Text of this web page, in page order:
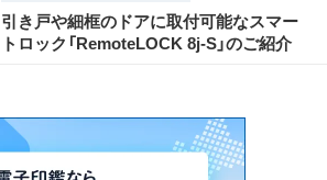
引き戸や細框のドアに取付可能なスマー
トロック「RemoteLOCK 8j-S」のご紹介